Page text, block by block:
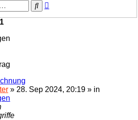
Suche
1
» 28. Sep 2024, 20:19 » in